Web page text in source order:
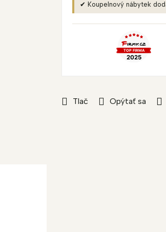
Tlač Opýtať sa
✔ Koupelnový nábytek